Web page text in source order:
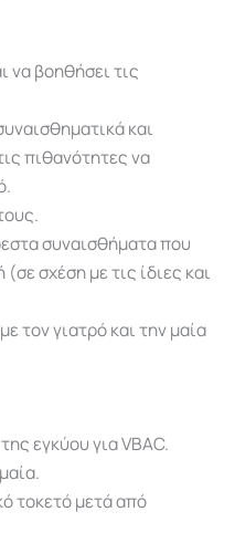
να βοηθήσει τις
και
πιθανότητες να
συναισθήματα που
σχέση με τις ίδιες και
τον γιατρό και την μαία
εγκύου για VBAC.
τοκετό μετά από